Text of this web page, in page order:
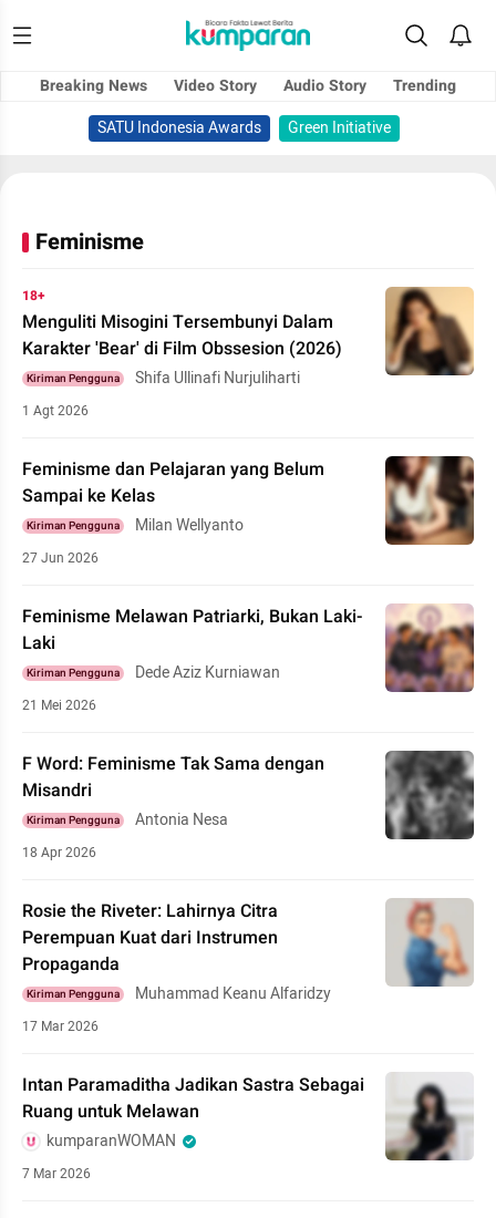
Breaking News Video Story Audio Story
Trending
SATU Indonesia Awards
Green Initiative
Feminisme
18+
Menguliti Misogini Tersembunyi Dalam
Karakter 'Bear' di Film Obssesion (2026)
Kiriman Pengguna Shifa Ullinafi Nurjuliharti
1 Agt 2026
Feminisme dan Pelajaran yang Belum
Sampai ke Kelas
Kiriman Pengguna Milan Wellyanto
27 Jun 2026
Feminisme Melawan Patriarki, Bukan Laki-
Laki
Kiriman Pengguna Dede Aziz Kurniawan
21 Mei 2026
F Word: Feminisme Tak Sama dengan
Misandri
Kiriman Pengguna Antonia Nesa
18 Apr 2026
Rosie the Riveter: Lahirnya Citra
Perempuan Kuat dari Instrumen
Propaganda
Kiriman Pengguna Muhammad Keanu Alfaridzy
17 Mar 2026
Intan Paramaditha Jadikan Sastra Sebagai
Ruang untuk Melawan
kumparanWOMAN
7 Mar 2026